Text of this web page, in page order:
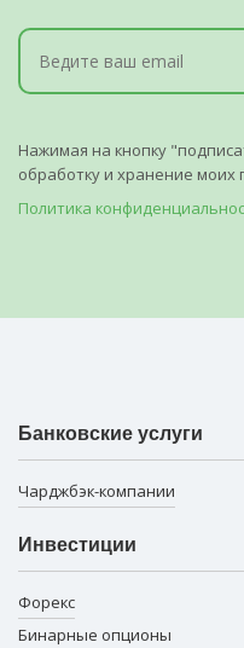
Нажимая на кнопку
обработку и хранение
Политика
Банковские услуги
Чарджбэк-компании
Инвестиции
Форекс
Бинарные опционы